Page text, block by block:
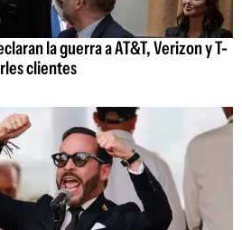
la guerra a AT&T, Verizon y T-
clientes